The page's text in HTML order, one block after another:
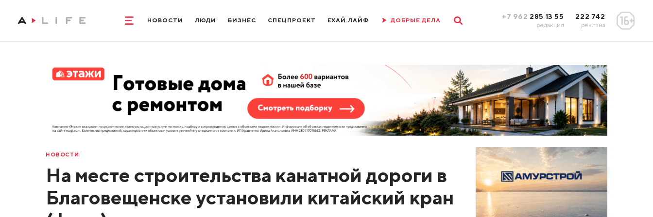
НОВОСТИ ЛЮДИ БИЗНЕС СПЕЦПРОЕКТ ЕХАЙ.ЛАЙФ ДОБРЫЕ ДЕЛА +7 962 285 13 55
редакция
222 742
реклама
НОВОСТИ
На месте строительства канатной дороги в
Благовещенске установили китайский кран